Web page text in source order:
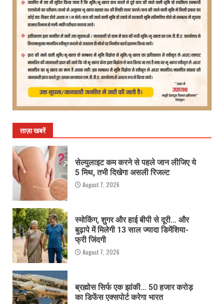
ताज़ा खबरें
सेल्युलाइट कम करने से पहले जान लीजिए ये
5 मिथ, तभी दिखेगा असली रिजल्ट
August 7, 2026
स्मोकिंग, शुगर और हाई बीपी से दूरी… और
बुढ़ापे में मिलेगी 13 साल ज्यादा डिमेंशिया-
फ्री जिंदगी
August 7, 2026
ब्रह्मोस सिर्फ एक झांकी… 50 हजार करोड़
का डिफेंस एक्सपोर्ट करेगा भारत